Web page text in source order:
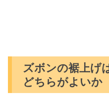
ズボンの裾上げ
どちらがよいか